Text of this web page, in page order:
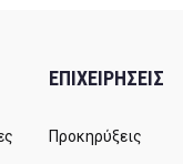
ΕΠΙΧΕΙΡΗΣΕΙΣ
Προκηρύξεις